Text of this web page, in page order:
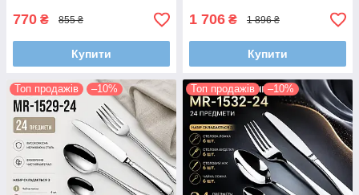
770 ₴ 855 ₴
Купити
1 706 ₴ 1 896 ₴
Купити
Топ продажів –10% Топ продажів –10%